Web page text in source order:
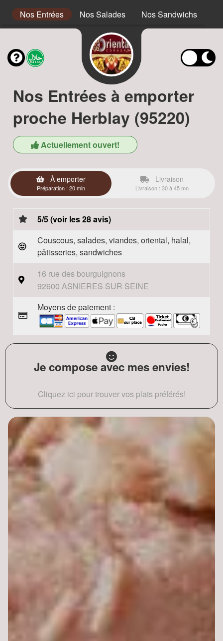
Nos Entrées Nos Salades Nos Sandwichs
Nos Entrées à emporter
proche Herblay (95220)
Actuellement ouvert!
À emporter
Préparation : 20 min
Livraison
Livraison : 30 à 45 mn
5/5 (voir les 28 avis)
Couscous, salades, viandes, oriental, halal,
pâtisseries, sandwiches
16 rue des bourguignons
92600 ASNIERES SUR SEINE
Moyens de paiement :
Je compose avec mes envies!
Cliquez ici pour trouver vos plats préférés!